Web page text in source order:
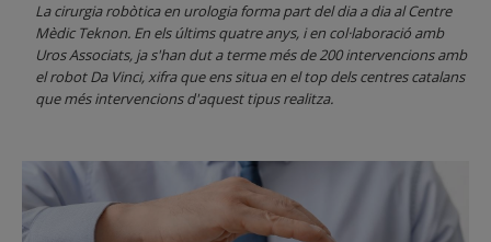
La cirurgia robòtica en urologia forma part del dia a dia al Centre
Mèdic Teknon. En els últims quatre anys, i en col·laboració amb
Uros Associats, ja s'han dut a terme més de 200 intervencions amb
el robot Da Vinci, xifra que ens situa en el top dels centres catalans
que més intervencions d'aquest tipus realitza.